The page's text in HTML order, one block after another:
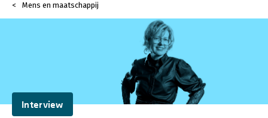
Mens en maatschappij
Interview